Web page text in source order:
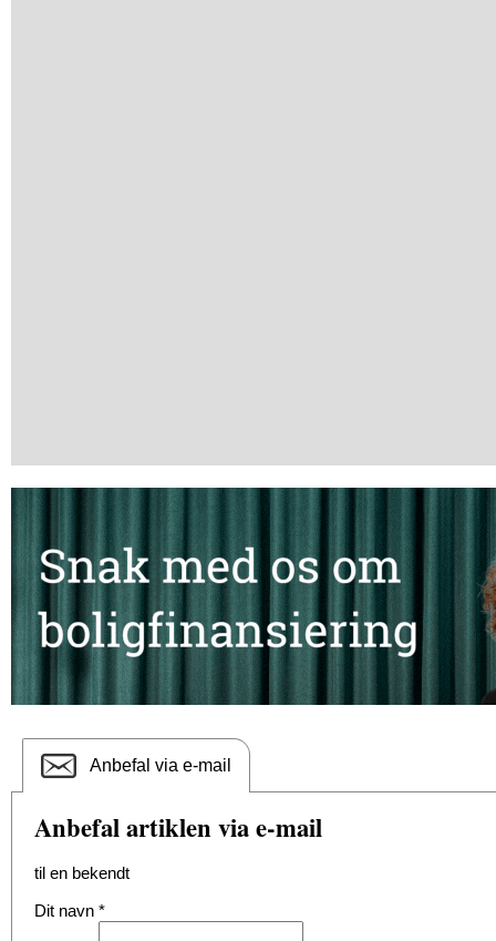
Anbefal via e-mail
Anbefal artiklen via e-mail
til en bekendt
Dit navn *